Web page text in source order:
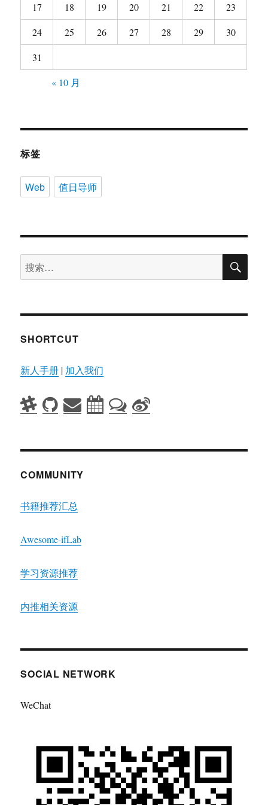
17
18 19 20 21 22
23
24
25 26 27 28 29
30
31
« 10 月
标签
Web 值日导师
搜
索：
搜
SHORTCUT
新人手册 | 加入我们
COMMUNITY
书籍推荐汇总
Awesome-ifLab
学习资源推荐
内推相关资源
SOCIAL NETWORK
WeChat